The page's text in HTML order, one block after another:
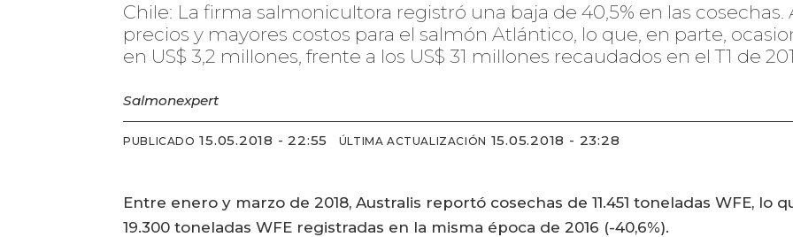
Chile: La firma salmonicultora registró una baja de 40,5% en las
precios y mayores costos para el salmón Atlántico, lo que, en parte,
en US$ 3,2 millones, frente a los US$ 31 millones recaudados en el T1 de
Salmonexpert
PUBLICADO 15.05.2018 - 22:55 ÚLTIMA ACTUALIZACIÓN 15.05.2018 - 23:28
Entre enero y marzo de 2018, Australis reportó cosechas de 11.451 toneladas WFE, lo
19.300 toneladas WFE registradas en la misma época de 2016 (-40,6%).